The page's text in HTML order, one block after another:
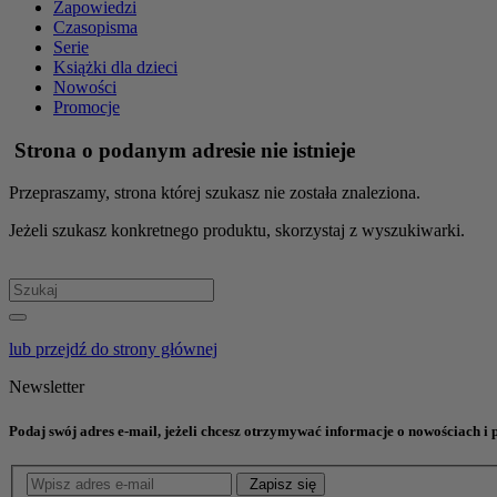
Zapowiedzi
Czasopisma
Serie
Książki dla dzieci
Nowości
Promocje
Strona o podanym adresie nie istnieje
Przepraszamy, strona której szukasz nie została znaleziona.
Jeżeli szukasz konkretnego produktu, skorzystaj z wyszukiwarki.
lub przejdź do strony głównej
Newsletter
Podaj swój adres e-mail, jeżeli chcesz otrzymywać informacje o nowościach i
Zapisz się